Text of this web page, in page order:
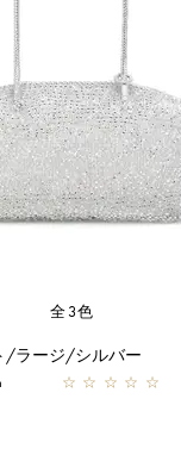
全3色
/ラージ/シルバー
☆ ☆ ☆ ☆ ☆